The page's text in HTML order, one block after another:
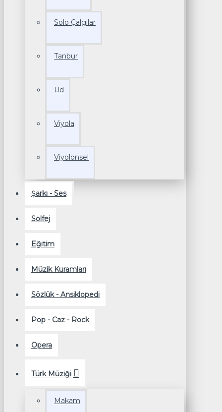
Solo Çalgılar
Tanbur
Ud
Viyola
Viyolonsel
Şarkı - Ses
Solfej
Eğitim
Müzik Kuramları
Sözlük - Ansiklopedi
Pop - Caz - Rock
Opera
Türk Müziği
Makam